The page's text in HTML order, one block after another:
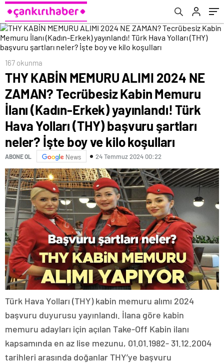
yayınlandı! Türk Hava Yolları (THY) başvuru
şartları neler? İşte boy ve kilo koşulları
167 okunma
THY KABİN MEMURU ALIMI 2024 NE
ZAMAN? Tecrübesiz Kabin Memuru
İlanı (Kadın-Erkek) yayınlandı! Türk
Hava Yolları (THY) başvuru şartları
neler? İşte boy ve kilo koşulları
ABONE OL News 24 Temmuz 2024 00:22
Türk Hava Yolları (THY) kabin memuru alımı 2024
başvuru duyurusu yayınlandı. İlana göre kabin
memuru adayları için açılan Take-Off Kabin ilanı
kapsamında en az lise mezunu, 01.01.1982- 31.12.2004
tarihleri arasında doğanlar THY’ye başvuru